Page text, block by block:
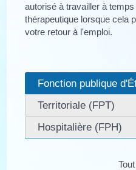
autorisé à travailler à
thérapeutique lorsque cela
votre retour à l'emploi.
Fonction publique
Territoriale (FPT)
Hospitalière (FPH)